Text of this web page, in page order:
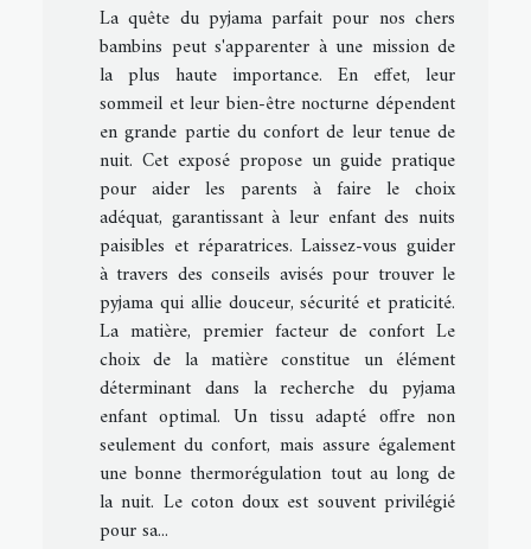
La quête du pyjama parfait pour nos chers
bambins peut s'apparenter à une mission de
la plus haute importance. En effet, leur
sommeil et leur bien-être nocturne dépendent
en grande partie du confort de leur tenue de
nuit. Cet exposé propose un guide pratique
pour aider les parents à faire le choix
adéquat, garantissant à leur enfant des nuits
paisibles et réparatrices. Laissez-vous guider
à travers des conseils avisés pour trouver le
pyjama qui allie douceur, sécurité et praticité.
La matière, premier facteur de confort Le
choix de la matière constitue un élément
déterminant dans la recherche du pyjama
enfant optimal. Un tissu adapté offre non
seulement du confort, mais assure également
une bonne thermorégulation tout au long de
la nuit. Le coton doux est souvent privilégié
pour sa...